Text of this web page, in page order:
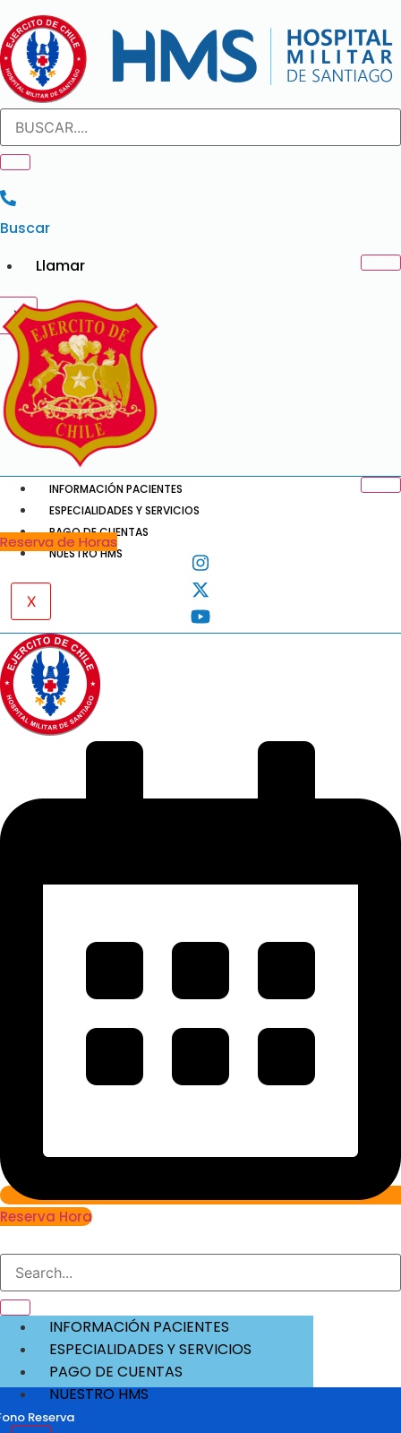
al
contenido
Buscar
Llamar
X
INFORMACIÓN PACIENTES
ESPECIALIDADES Y SERVICIOS
PAGO DE CUENTAS
NUESTRO HMS
X
Reserva de Horas
Reserva Hora
INFORMACIÓN PACIENTES
ESPECIALIDADES Y SERVICIOS
PAGO DE CUENTAS
NUESTRO HMS
Reserva